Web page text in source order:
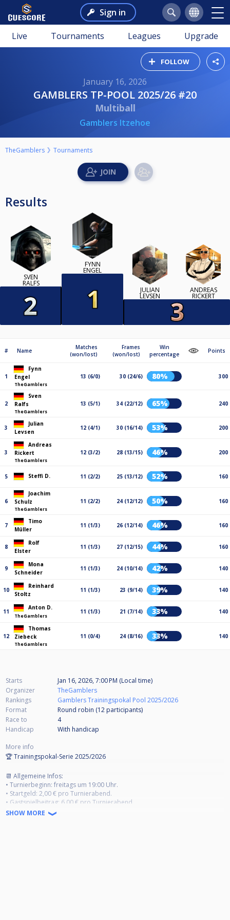
Sign in
Live Tournaments Leagues Upgrade
FOLLOW
January 16, 2026
GAMBLERS TP-POOL 2025/26 #20
Multiball
Gamblers Itzehoe
TheGamblers Tournaments
Results
SVEN
RALFS
FYNN
ENGEL
JULIAN
LEVSEN
ANDREAS
RICKERT
# Name
Matches
(won/lost)
Frames
(won/lost)
Win
percentage
Points
1
Fynn
Engel
TheGamblers
13 (6/0) 30 (24/6) 80% 300
2
Sven
Ralfs
TheGamblers
13 (5/1) 34 (22/12) 65% 240
3
Julian
Levsen
12 (4/1) 30 (16/14) 53% 200
3
Andreas
Rickert
TheGamblers
12 (3/2) 28 (13/15) 46% 200
5 Steffi D. 11 (2/2) 25 (13/12) 52% 160
6
Joachim
Schulz
TheGamblers
11 (2/2) 24 (12/12) 50% 160
7
Timo
Müller
11 (1/3) 26 (12/14) 46% 160
8
Rolf
Elster
11 (1/3) 27 (12/15) 44% 160
9
Mona
Schneider
11 (1/3) 24 (10/14) 42% 140
10
Reinhard
Stoltz
11 (1/3) 23 (9/14) 39% 140
11
Anton D.
TheGamblers
11 (1/3) 21 (7/14) 33% 140
12
Thomas
Ziebeck
TheGamblers
11 (0/4) 24 (8/16) 33% 140
Starts
Jan 16, 2026, 7:00 PM (Local time)
Organizer
TheGamblers
Rankings
Gamblers Trainingspokal Pool 2025/2026
Format
Round robin (12 participants)
Race to
4
Handicap
With handicap
More info
🏆 Trainingspokal-Serie 2025/2026
📆 Allgemeine Infos:
• Turnierbeginn: freitags um 19:00 Uhr.
• Startgeld: 2,00 € pro Turnierabend.
• Gastspielbeitrag: 6,00 € pro Turnierabend.
• Modus: Multiball mit Handicap im Gruppenmodus.
SHOW MORE